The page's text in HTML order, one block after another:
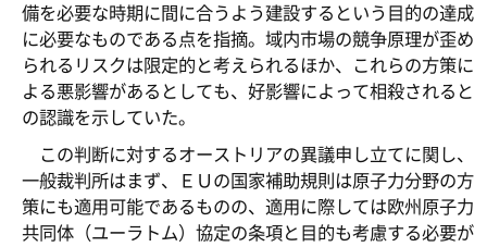
備を必要な時期に間に合うよう建設するという目的の達成
に必要なものである点を指摘。域内市場の競争原理が歪め
られるリスクは限定的と考えられるほか、これらの方策に
よる悪影響があるとしても、好影響によって相殺されると
の認識を示していた。
この判断に対するオーストリアの異議申し立てに関し、
一般裁判所はまず、ＥＵの国家補助規則は原子力分野の方
策にも適用可能であるものの、適用に際しては欧州原子力
共同体（ユーラトム）協定の条項と目的も考慮する必要が